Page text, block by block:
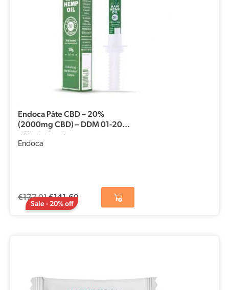
Sale - 20% off
Endoca Pâte CBD – 20%
(2000mg CBD) – DDM 01-2026
– Fin de Stock
Endoca
€177,01€141,60